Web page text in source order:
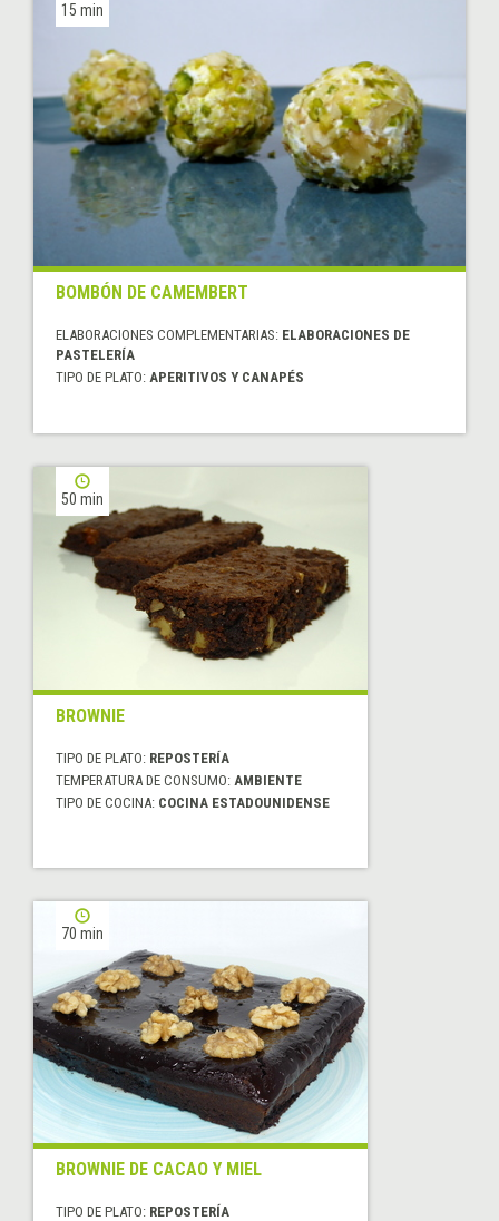
15 min
BOMBÓN DE CAMEMBERT
ELABORACIONES COMPLEMENTARIAS: ELABORACIONES DE
PASTELERÍA
TIPO DE PLATO: APERITIVOS Y CANAPÉS
50 min
BROWNIE
TIPO DE PLATO: REPOSTERÍA
TEMPERATURA DE CONSUMO: AMBIENTE
TIPO DE COCINA: COCINA ESTADOUNIDENSE
70 min
BROWNIE DE CACAO Y MIEL
TIPO DE PLATO: REPOSTERÍA